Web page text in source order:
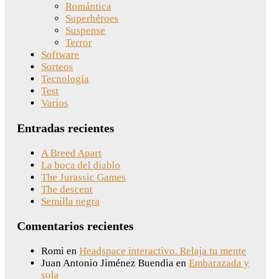
Romántica
Superhéroes
Suspense
Terror
Software
Sorteos
Tecnología
Test
Varios
Entradas recientes
A Breed Apart
La boca del diablo
The Jurassic Games
The descent
Semilla negra
Comentarios recientes
Romi en Headspace interactivo. Relaja tu mente
Juan Antonio Jiménez Buendia en Embarazada y
sola